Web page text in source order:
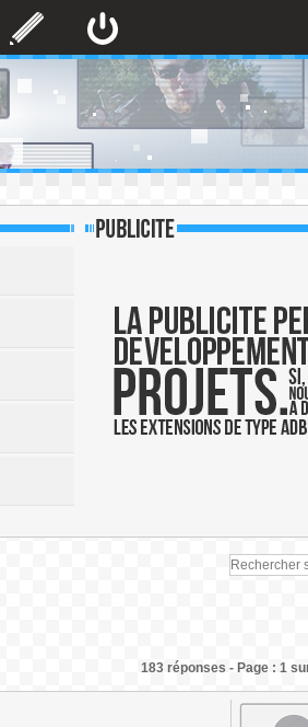
183 réponses - Page : 1